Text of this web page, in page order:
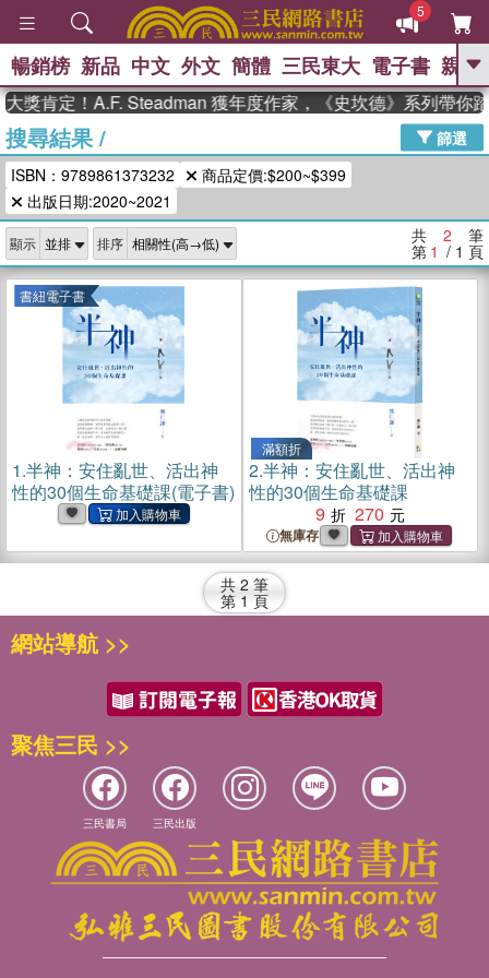
5
GO
高希均教授回憶錄
、 The Odyssey 、 父親節 、 如果歷
史是一群喵 、 暑期推薦
登輝時代 、 數學女孩：黎曼猜想 、
偉大的迷走神經
暢銷榜 新品 中文 外文 簡體 三民東大 電子書 親子
獎肯定！A.F. Steadman 獲年度作家，《史坎德》系列帶你
搜尋結果/
篩選
ISBN：9789861373232
商品定價:$200~$399
出版日期:2020~2021
顯示 排序 共 2 筆
第 1 / 1 頁
書紐電子書
1.半神：安住亂世、活出神
性的30個生命基礎課(電子書)
滿額折
2.半神：安住亂世、活出神
性的30個生命基礎課
9
270
無庫存
共 2 筆
第 1 頁
網站導航 >>
聚焦三民 >>
三民書局 三民出版